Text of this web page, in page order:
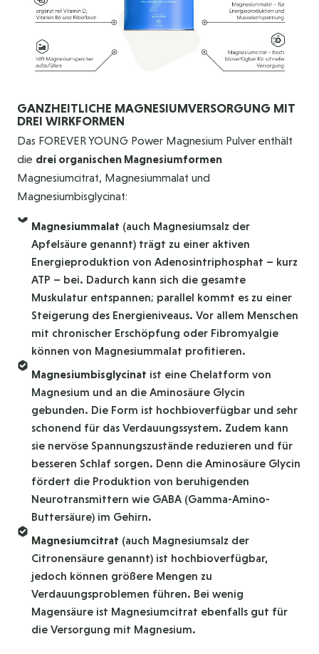
GANZHEITLICHE MAGNESIUMVERSORGUNG MIT
DREI WIRKFORMEN
Das FOREVER YOUNG Power Magnesium Pulver enthält
die drei organischen Magnesiumformen
Magnesiumcitrat, Magnesiummalat und
Magnesiumbisglycinat:
Magnesiummalat (auch Magnesiumsalz der
Apfelsäure genannt) trägt zu einer aktiven
Energieproduktion von Adenosintriphosphat – kurz
ATP – bei. Dadurch kann sich die gesamte
Muskulatur entspannen; parallel kommt es zu einer
Steigerung des Energieniveaus. Vor allem Menschen
mit chronischer Erschöpfung oder Fibromyalgie
können von Magnesiummalat profitieren.
Magnesiumbisglycinat ist eine Chelatform von
Magnesium und an die Aminosäure Glycin
gebunden. Die Form ist hochbioverfügbar und sehr
schonend für das Verdauungssystem. Zudem kann
sie nervöse Spannungszustände reduzieren und für
besseren Schlaf sorgen. Denn die Aminosäure Glycin
fördert die Produktion von beruhigenden
Neurotransmittern wie GABA (Gamma-Amino-
Buttersäure) im Gehirn.
Magnesiumcitrat (auch Magnesiumsalz der
Citronensäure genannt) ist hochbioverfügbar,
jedoch können größere Mengen zu
Verdauungsproblemen führen. Bei wenig
Magensäure ist Magnesiumcitrat ebenfalls gut für
die Versorgung mit Magnesium.